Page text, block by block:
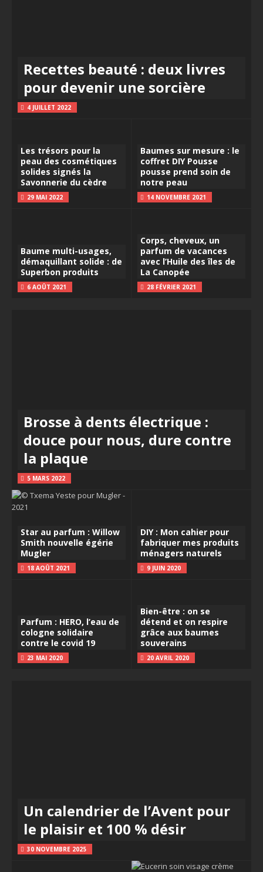
Recettes beauté : deux livres
pour devenir une sorcière
4 JUILLET 2022
Les trésors pour la
peau des cosmétiques
solides signés la
Savonnerie du cèdre
29 MAI 2022
Baumes sur mesure : le
coffret DIY Pousse
pousse prend soin de
notre peau
14 NOVEMBRE 2021
Baume multi-usages,
démaquillant solide : de
Superbon produits
6 AOÛT 2021
Corps, cheveux, un
parfum de vacances
avec l’Huile des îles de
La Canopée
28 FÉVRIER 2021
Brosse à dents électrique :
douce pour nous, dure contre
la plaque
5 MARS 2022
Star au parfum : Willow
Smith nouvelle égérie
Mugler
18 AOÛT 2021
DIY : Mon cahier pour
fabriquer mes produits
ménagers naturels
9 JUIN 2020
Parfum : HERO, l’eau de
cologne solidaire
contre le covid 19
23 MAI 2020
Bien-être : on se
détend et on respire
grâce aux baumes
souverains
20 AVRIL 2020
Un calendrier de l’Avent pour
le plaisir et 100 % désir
30 NOVEMBRE 2025